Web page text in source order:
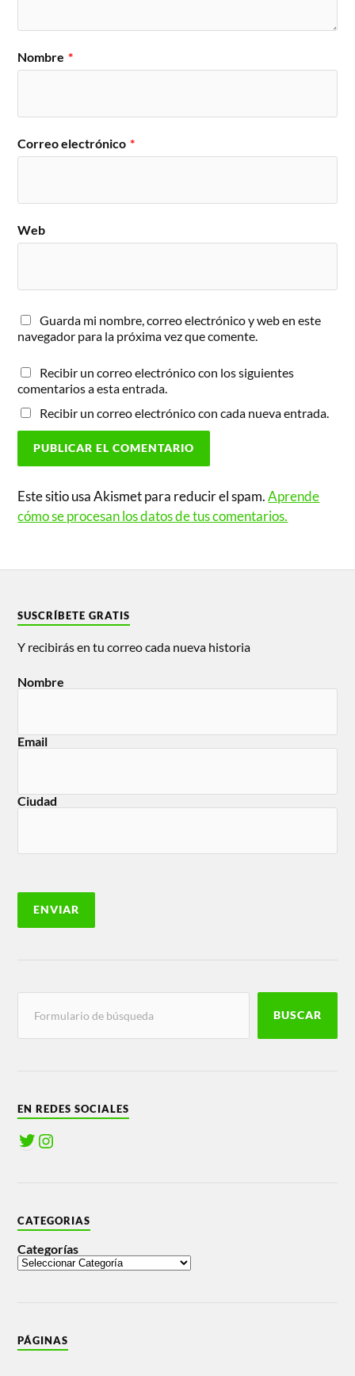
Nombre *
Correo electrónico *
Web
Guarda mi nombre, correo electrónico y web en este
navegador para la próxima vez que comente.
Recibir un correo electrónico con los siguientes
comentarios a esta entrada.
Recibir un correo electrónico con cada nueva entrada.
Este sitio usa Akismet para reducir el spam.Aprende
cómo se procesan los datos de tus comentarios.
SUSCRÍBETE GRATIS
Y recibirás en tu correo cada nueva historia
Nombre
Email
Ciudad
BUSCAR
EN REDES SOCIALES
CATEGORIAS
Categorías
PÁGINAS